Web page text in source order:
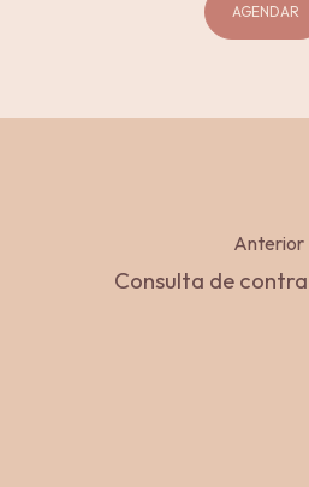
AGENDAR
Anterior
Consulta de